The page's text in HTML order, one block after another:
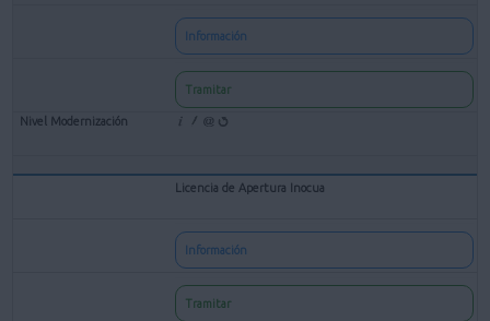
Información
Tramitar
Licencia de Apertura Inocua
Información
Tramitar